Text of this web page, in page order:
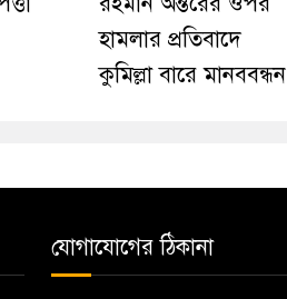
হামলার প্রতিবাদে
কুমিল্লা বারে মানববন্ধন
যোগাযোগের ঠিকানা